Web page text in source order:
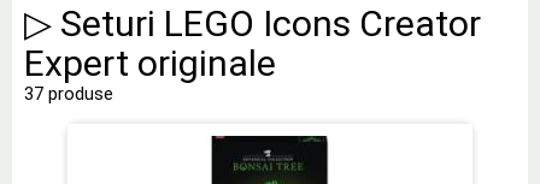
▷ Seturi LEGO Icons Creator
Expert originale
37 produse